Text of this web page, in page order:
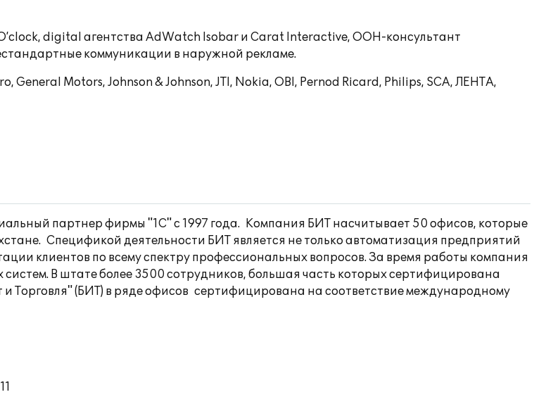
digital агентства AdWatch Isobar и Carat Interactive, ООН-консультант
коммуникации в наружной рекламе.
General Motors, Johnson & Johnson, JTI, Nokia, OBI, Pernod Ricard, Philips, SCA, ЛЕНТА,
партнер фирмы "1С" с 1997 года. Компания БИТ насчитывает 50 офисов, которые
Спецификой деятельности БИТ является не только автоматизация предприятий
клиентов по всему спектру профессиональных вопросов. За время работы компания
В штате более 3500 сотрудников, большая часть которых сертифицирована
Торговля" (БИТ) в ряде офисов сертифицирована на соответствие международному